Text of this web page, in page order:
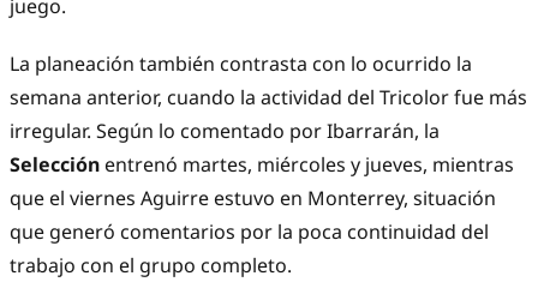
juego.
La planeación también contrasta con lo ocurrido la
semana anterior, cuando la actividad del Tricolor fue más
irregular. Según lo comentado por Ibarrarán, la
Selección entrenó martes, miércoles y jueves, mientras
que el viernes Aguirre estuvo en Monterrey, situación
que generó comentarios por la poca continuidad del
trabajo con el grupo completo.